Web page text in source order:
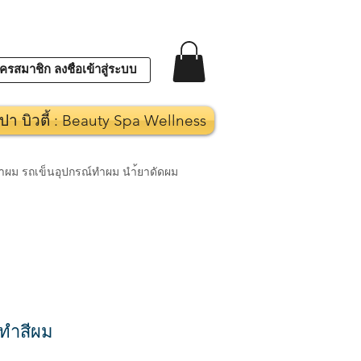
รสมาชิก ลงชื่อเข้าสู่ระบบ
า บิวตี้ : Beauty Spa Wellness
ำผม รถเข็นอุปกรณ์ทำผม นำ้ยาดัดผม
ำสีผม